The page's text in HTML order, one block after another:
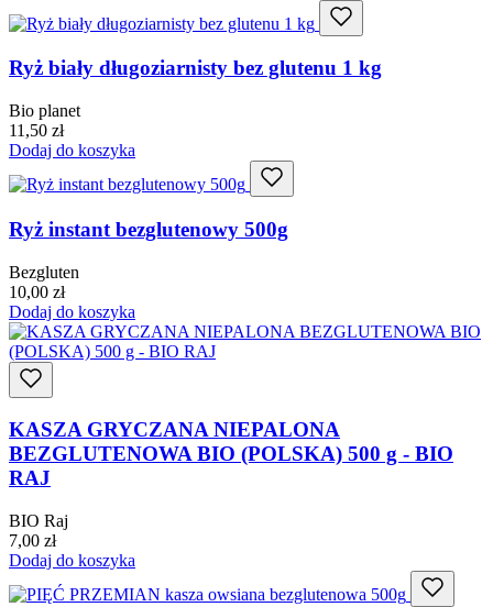
Ryż biały długoziarnisty bez glutenu 1 kg
Bio planet
11,50 zł
Dodaj do koszyka
Ryż instant bezglutenowy 500g
Bezgluten
10,00 zł
Dodaj do koszyka
KASZA GRYCZANA NIEPALONA
BEZGLUTENOWA BIO (POLSKA) 500 g - BIO
RAJ
BIO Raj
7,00 zł
Dodaj do koszyka